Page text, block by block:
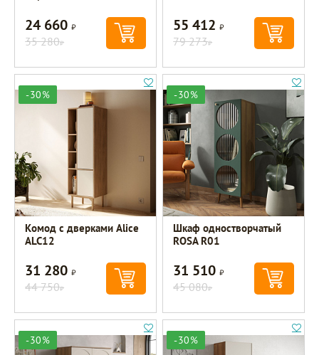
24 660Р
35 280Р
55 412Р
79 273Р
-30%
Комод с дверками Alice
ALC12
31 280Р
44 750Р
-30%
Шкаф одностворчатый
ROSA R01
31 510Р
45 080Р
-30% -30%